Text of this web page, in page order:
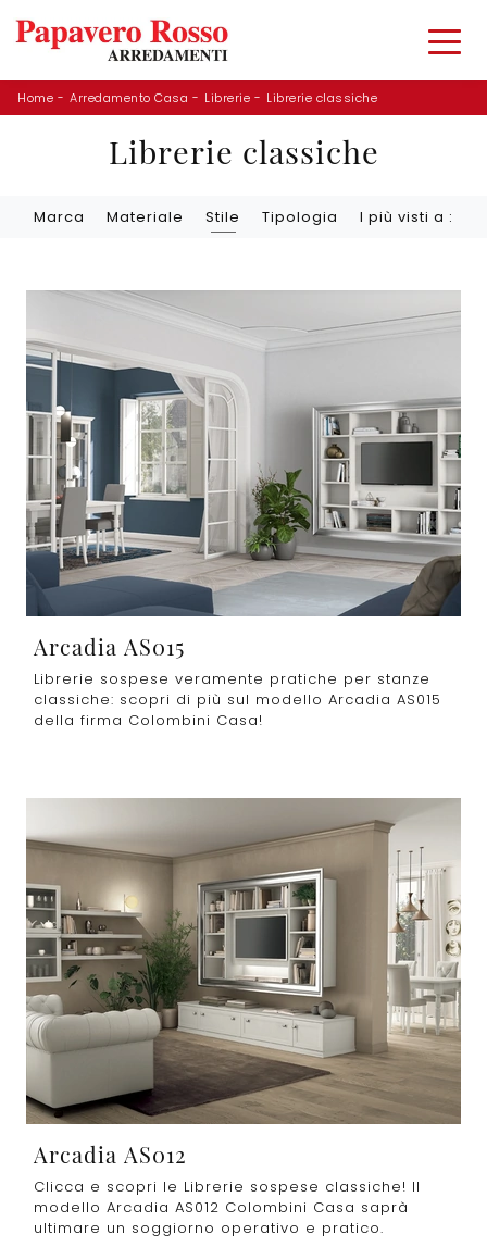
Home - Arredamento Casa - Librerie - Librerie classiche
Librerie classiche
Marca Materiale Stile Tipologia I più visti a :
Arcadia AS015
Librerie sospese veramente pratiche per stanze
classiche: scopri di più sul modello Arcadia AS015
della firma Colombini Casa!
Arcadia AS012
Clicca e scopri le Librerie sospese classiche! Il
modello Arcadia AS012 Colombini Casa saprà
ultimare un soggiorno operativo e pratico.